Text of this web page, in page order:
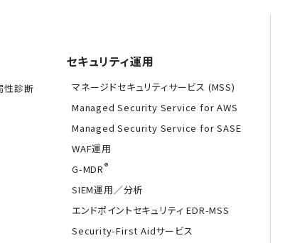
性診断
セキュリティ運用
マネージドセキュリティサービス (MSS)
Managed Security Service for AWS
Managed Security Service for SASE
WAF運用
G-MDR®
SIEM運用／分析
エンドポイントセキュリティ EDR-MSS
Security-First Aidサービス